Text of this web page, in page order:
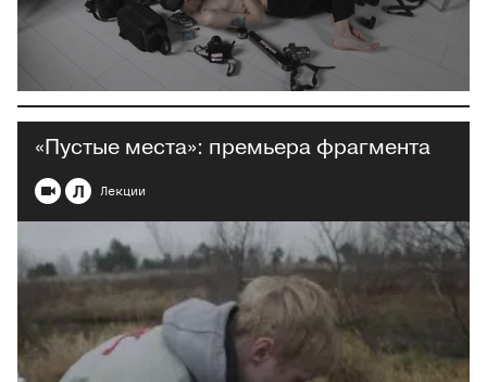
«Пустые места»: премьера фрагмента
Л Лекции